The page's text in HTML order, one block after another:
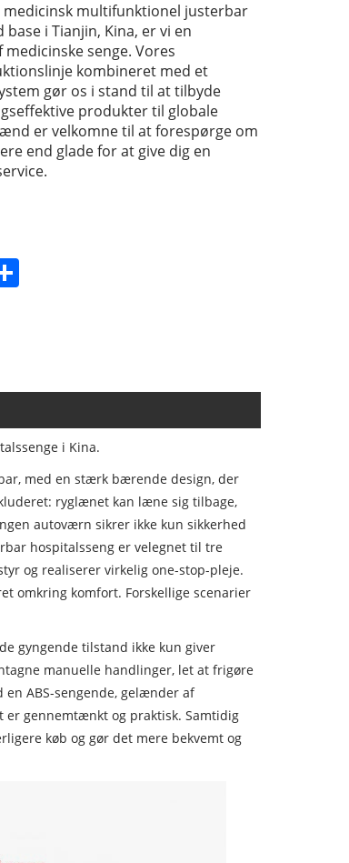
medicinsk multifunktionel justerbar
i Tianjin, Kina, er vi en
senge. Vores
kombineret med et
gør os i stand til at tilbyde
produkter til globale
er velkomne til at forespørge om
end glade for at give dig en
Share
i Kina.
med en stærk bærende design, der
ryglænet kan læne sig tilbage,
autoværn sikrer ikke kun sikkerhed
hospitalsseng er velegnet til tre
og realiserer virkelig one-stop-pleje.
omkring komfort. Forskellige scenarier
gyngende tilstand ikke kun giver
manuelle handlinger, let at frigøre
ABS-sengende, gelænder af
gennemtænkt og praktisk. Samtidig
køb og gør det mere bekvemt og